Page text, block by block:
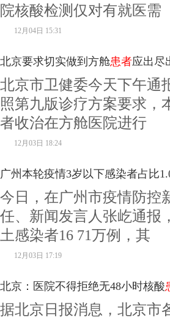
院核酸检测仅对有就医需
12月04日 15:31
北京要求切实做到方舱患者应出尽
北京市卫健委今天下午通
照第九版诊疗方案要求，
者收治在方舱医院进行
12月03日 18:24
广州本轮疫情3岁以下感染者占比
今日，在广州市疫情防控
任、新闻发言人张屹通报
土感染者16 71万例，其
12月03日 17:19
北京：医院不得拒绝无48小时核酸
据北京日报消息，北京市